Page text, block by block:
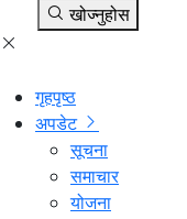
खोज्नुहोस
गृहपृष्ठ
अपडेट
सूचना
समाचार
योजना